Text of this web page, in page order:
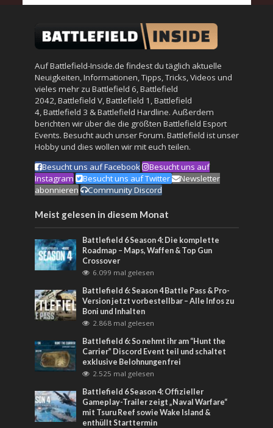
Auf Battlefield-Inside.de findest du täglich aktuelle
Neuigkeiten, Informationen, Tipps, Tricks, Videos und
vieles mehr zu Battlefield 6,Battlefield
2042,Battlefield V,Battlefield 1 ,Battlefield
4,Battlefield 3 &Battlefield Hardline. Außerdem
berichten wir über die die größten Battlefield Esport
Events. Besucht auch unserForum. Battlefield ist unser
Hobby und dies wollen wir mit euch teilen.
Besucht uns auf Facebook
Besucht uns auf
Instagram
Besucht uns auf Twitter
Newsletter
abonnieren
Community Discord
Meist gelesen in diesem Monat
Battlefield 6 Season 4: Die komplette
Roadmap – Maps, Waffen & Top Gun
Crossover
6.099 mal gelesen
Battlefield 6: Season 4 Battle Pass & Pro-
Version jetzt vorbestellbar – Alle Infos zu
Boni und Inhalten
2.868 mal gelesen
Battlefield 6: So nehmt ihr am “Hunt the
Carrier” Discord Event teil und schaltet
exklusive Belohnungen frei
2.525 mal gelesen
Battlefield 6 Season 4: Offizieller
Gameplay-Trailer zeigt „Naval Warfare“
mit Tsuru Reef sowie Wake Island &
enthüllt Starttermin